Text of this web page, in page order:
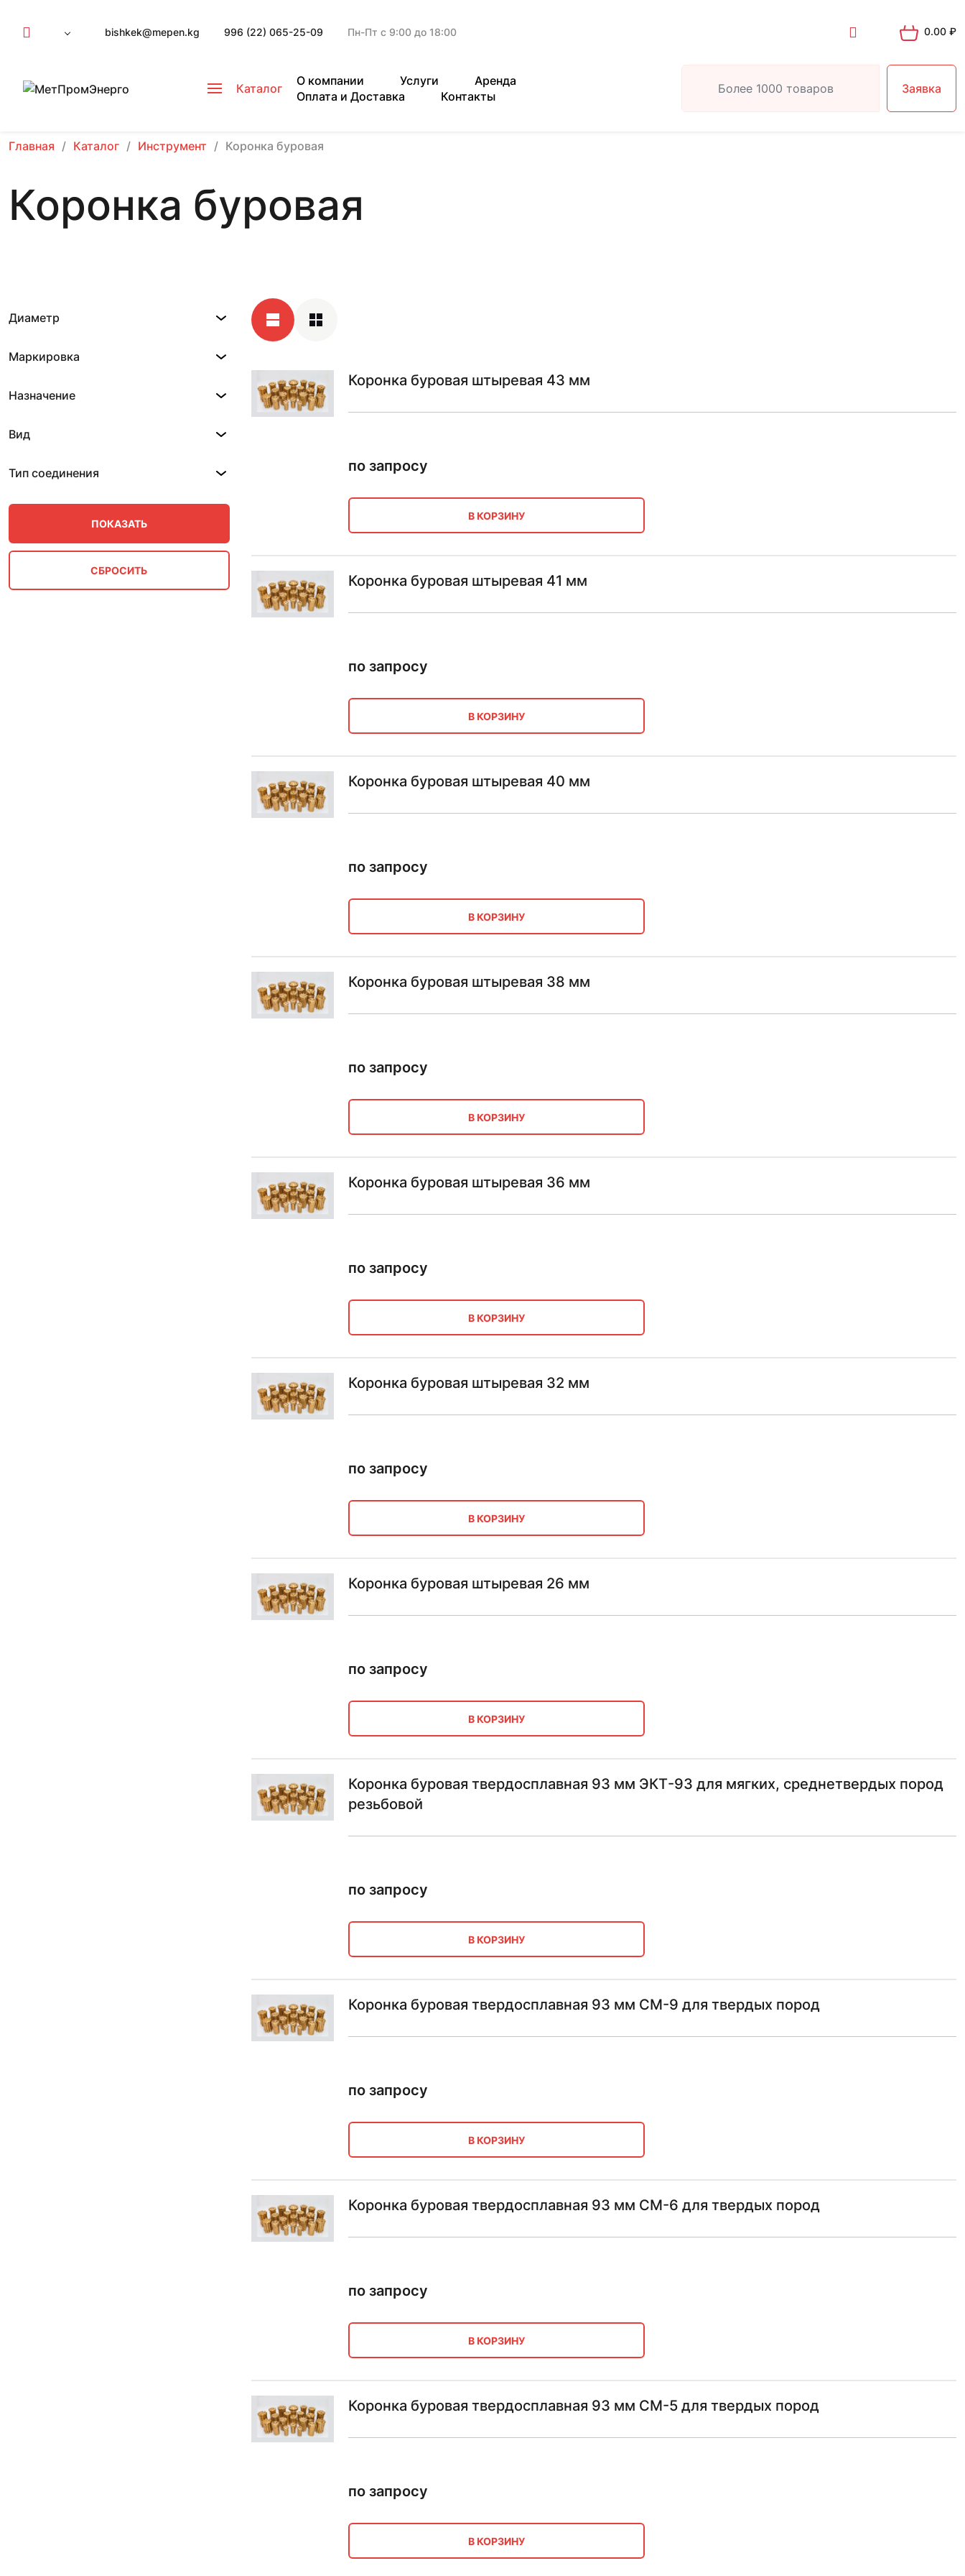
bishkek@mepen.kg 996 (22) 065-25-09 Пн-Пт с 9:00 до 18:00 0.00 ₽
Каталог
О компании Услуги
Аренда
Оплата и Доставка
Контакты
Заявка
Главная Каталог Инструмент Коронка буровая
Коронка буровая
Диаметр
Маркировка
Назначение
Вид
Тип соединения
Коронка буровая штыревая 43 мм
по запросу
В КОРЗИНУ
Коронка буровая штыревая 41 мм
по запросу
В КОРЗИНУ
Коронка буровая штыревая 40 мм
по запросу
В КОРЗИНУ
Коронка буровая штыревая 38 мм
по запросу
В КОРЗИНУ
Коронка буровая штыревая 36 мм
по запросу
В КОРЗИНУ
Коронка буровая штыревая 32 мм
по запросу
В КОРЗИНУ
Коронка буровая штыревая 26 мм
по запросу
В КОРЗИНУ
Коронка буровая твердосплавная 93 мм ЭКТ-93 для мягких, среднетвердых пород
резьбовой
по запросу
В КОРЗИНУ
Коронка буровая твердосплавная 93 мм СМ-9 для твердых пород
по запросу
В КОРЗИНУ
Коронка буровая твердосплавная 93 мм СМ-6 для твердых пород
по запросу
В КОРЗИНУ
Коронка буровая твердосплавная 93 мм СМ-5 для твердых пород
по запросу
В КОРЗИНУ